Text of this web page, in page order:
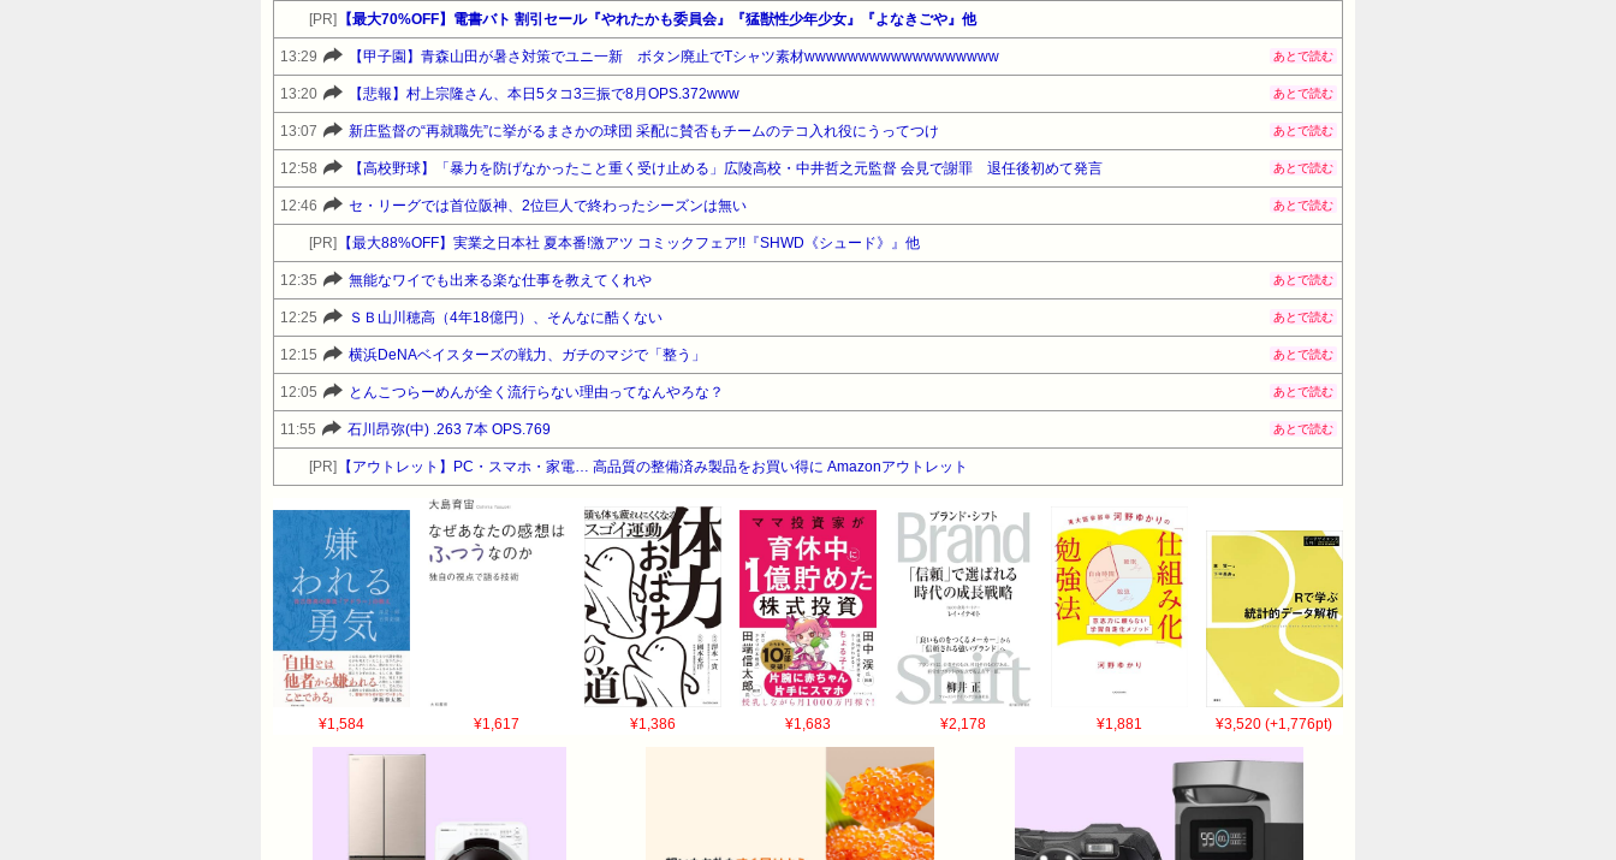
[PR] 【最大70%OFF】電書バト 割引セール『やれたかも委員会』『猛獣性少年少女』『よなきごや』他
13:29 【甲子園】青森山田が暑さ対策でユニ一新 ボタン廃止でTシャツ素材wwwwwwwwwwwwwwwwww あとで読む
13:20 【悲報】村上宗隆さん、本日5タコ3三振で8月OPS.372www あとで読む
13:07 新庄監督の“再就職先”に挙がるまさかの球団 采配に賛否もチームのテコ入れ役にうってつけ あとで読む
12:58 【高校野球】「暴力を防げなかったこと重く受け止める」広陵高校・中井哲之元監督 会見で謝罪 退任後初めて発言 あとで読む
12:46 セ・リーグでは首位阪神、2位巨人で終わったシーズンは無い あとで読む
[PR] 【最大88%OFF】実業之日本社 夏本番!激アツ コミックフェア!!『SHWD《シュード》』他
12:35 無能なワイでも出来る楽な仕事を教えてくれや あとで読む
12:25 ＳＢ山川穂高（4年18億円）、そんなに酷くない あとで読む
12:15 横浜DeNAベイスターズの戦力、ガチのマジで「整う」 あとで読む
12:05 とんこつらーめんが全く流行らない理由ってなんやろな？ あとで読む
11:55 石川昂弥(中) .263 7本 OPS.769 あとで読む
[PR] 【アウトレット】PC・スマホ・家電… 高品質の整備済み製品をお買い得に Amazonアウトレット
¥1,584 ¥1,617 ¥1,386 ¥1,683 ¥2,178 ¥1,881 ¥3,520 (+1,776pt)